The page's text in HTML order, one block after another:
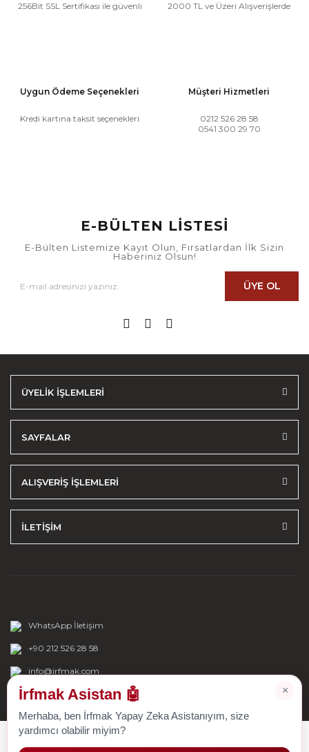
256Bit SSL Sertifikası ile güvenli 2000 TL ve Üzeri Alışverişlerde
Uygun Ödeme Seçenekleri
Kredi kartına taksit seçenekleri
Müşteri Hizmetleri
0212 526 28 58
0541 300 29 70
E-BÜLTEN LİSTESİ
E-Bülten Listemize Kayıt Olun, Fırsatlardan İlk Sizin
Haberiniz Olsun!
ÜYE OL
ÜYELİK İŞLEMLERİ
SAYFALAR
ALIŞVERİŞ İŞLEMLERİ
İLETİŞİM
WhatsApp İletişim
+90 212 526 28 58
info@irfmak.com
×
İrfmak Asistan 🤖
Merhaba, ben İrfmak Yapay Zeka Asistanıyım, size
yardımcı olabilir miyim?